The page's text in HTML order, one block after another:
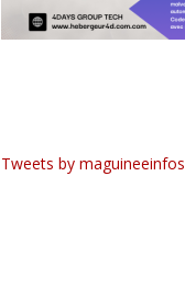
Tweets by maguineeinfos